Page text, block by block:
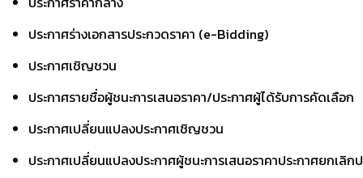
ประกาศร่างเอกสารประกวดราคา (e-Bidding)
ประกาศเชิญชวน
ประกาศรายชื่อผู้ชนะการเสนอราคา/ประกาศผู้ได้รับการคัดเลือก
ประกาศเปลี่ยนแปลงประกาศเชิญชวน
ประกาศเปลี่ยนแปลงประกาศผู้ชนะการเสนอราคาประกาศยกเลิ